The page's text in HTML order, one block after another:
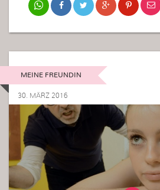
MEINE FREUNDIN
30. MÄRZ 2016